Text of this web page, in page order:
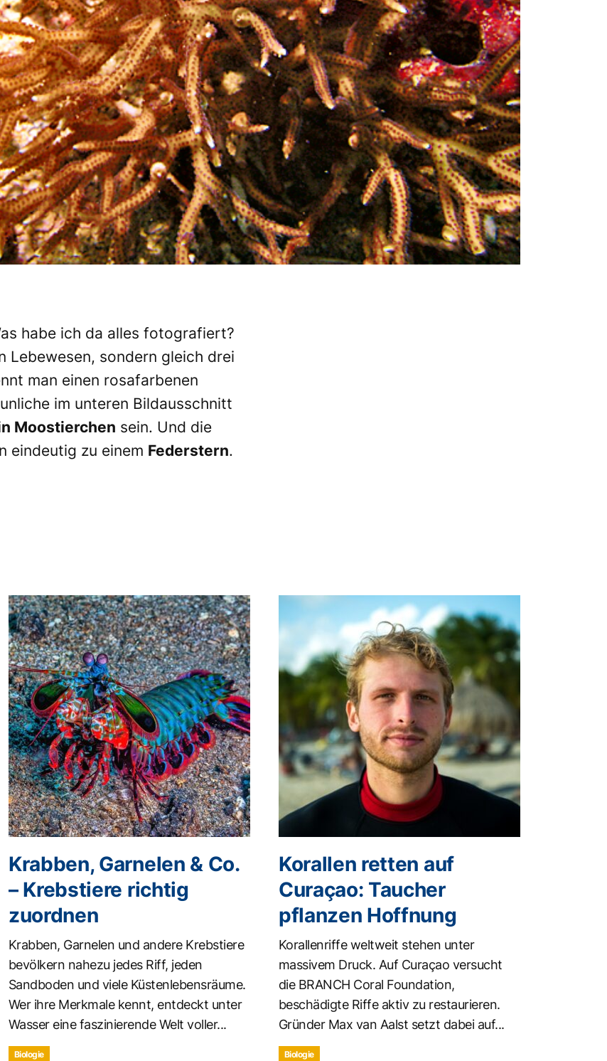
habe ich da alles fotografiert?
Lebewesen, sondern gleich drei
man einen rosafarbenen
im unteren Bildausschnitt
Moostierchen sein. Und die
eindeutig zu einem Federstern.
Krabben, Garnelen & Co.
– Krebstiere richtig
zuordnen
Krabben, Garnelen und andere Krebstiere
bevölkern nahezu jedes Riff, jeden
Sandboden und viele Küstenlebensräume.
Wer ihre Merkmale kennt, entdeckt unter
Wasser eine faszinierende Welt voller...
Biologie
Korallen retten auf
Curaçao: Taucher
pflanzen Hoffnung
Korallenriffe weltweit stehen unter
massivem Druck. Auf Curaçao versucht
die BRANCH Coral Foundation,
beschädigte Riffe aktiv zu restaurieren.
Gründer Max van Aalst setzt dabei auf...
Biologie